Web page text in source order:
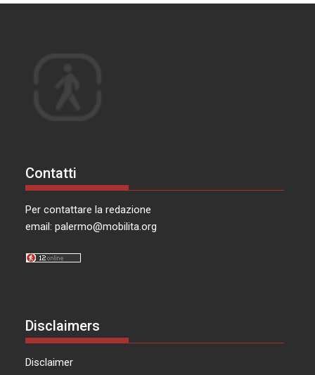
Contatti
Per contattare la redazione
email:palermo@mobilita.org
Disclaimers
Disclaimer